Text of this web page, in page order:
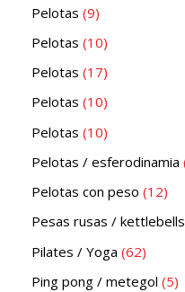
Pelotas 9
Pelotas 10
Pelotas 17
Pelotas 10
Pelotas 10
Pelotas / esferodinamia
Pelotas con peso 12
Pesas rusas / kettlebells
Pilates / Yoga 62
Ping pong / metegol 5